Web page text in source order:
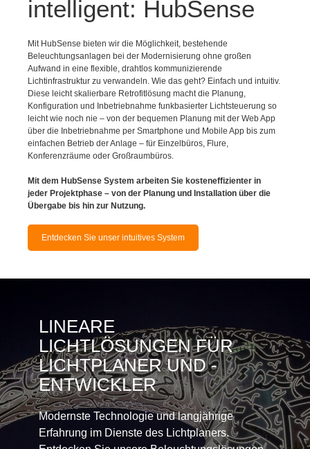
Mit HubSense bieten wir die Möglichkeit, bestehende
Aufwand in eine flexible, drahtlos kommunizierende
Lichtinfrastruktur zu verwandeln. Wie das geht? Einfach und intuitiv.
Diese leicht skalierbare Retrofitlösung macht die Planung,
Konfiguration und Inbetriebnahme funkbasierter Lichtsteuerung so
leicht wie noch nie – von der bequemen Planung mit der Web App
über die Inbetriebnahme per Smartphone und Mobile App bis zum
einfachen Betrieb der Anlage – für Einzelbüros, Flure,
Konferenzräume oder Großraumbüros.
Mit dem HubSense System arbeiten Sie kosteneffizienter in
Übergabe bis hin zur Nutzung.
LICHTLÖSUNGEN FÜR
LICHTPLANER UND -
ENTWICKLER
Modernste Technologie und langjährige
Erfahrung im Dienste des Lichtplaners.
Entdecken Sie unsere Beleuchtungslösungen
für vielfältige Anwendungsbereiche mit